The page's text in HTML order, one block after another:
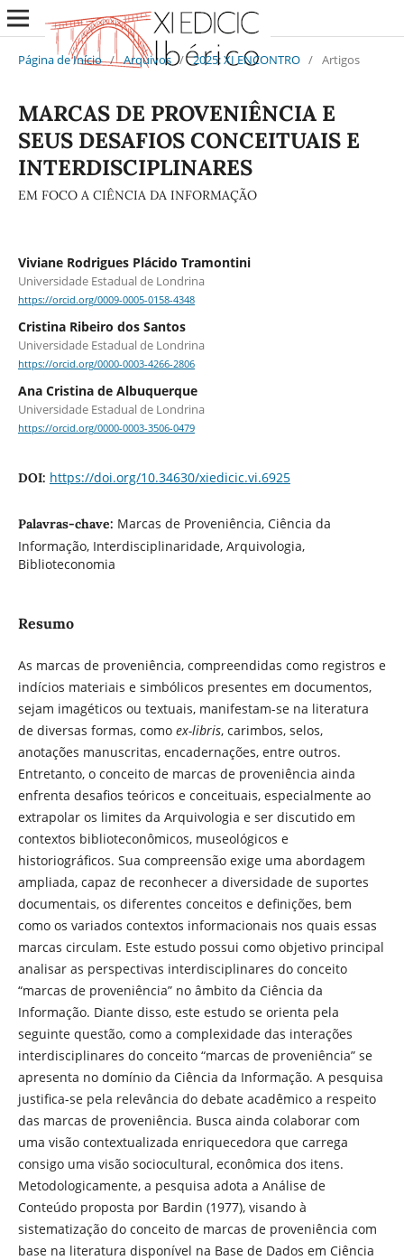
Página de Início / Arquivos / 2025: XI ENCONTRO / Artigos
MARCAS DE PROVENIÊNCIA E
SEUS DESAFIOS CONCEITUAIS E
INTERDISCIPLINARES
EM FOCO A CIÊNCIA DA INFORMAÇÃO
Viviane Rodrigues Plácido Tramontini
Universidade Estadual de Londrina
https://orcid.org/0009-0005-0158-4348
Cristina Ribeiro dos Santos
Universidade Estadual de Londrina
https://orcid.org/0000-0003-4266-2806
Ana Cristina de Albuquerque
Universidade Estadual de Londrina
https://orcid.org/0000-0003-3506-0479
DOI: https://doi.org/10.34630/xiedicic.vi.6925
Palavras-chave: Marcas de Proveniência, Ciência da
Informação, Interdisciplinaridade, Arquivologia,
Biblioteconomia
Resumo
As marcas de proveniência, compreendidas como registros e
indícios materiais e simbólicos presentes em documentos,
sejam imagéticos ou textuais, manifestam-se na literatura
de diversas formas, como ex-libris, carimbos, selos,
anotações manuscritas, encadernações, entre outros.
Entretanto, o conceito de marcas de proveniência ainda
enfrenta desafios teóricos e conceituais, especialmente ao
extrapolar os limites da Arquivologia e ser discutido em
contextos biblioteconômicos, museológicos e
historiográficos. Sua compreensão exige uma abordagem
ampliada, capaz de reconhecer a diversidade de suportes
documentais, os diferentes conceitos e definições, bem
como os variados contextos informacionais nos quais essas
marcas circulam. Este estudo possui como objetivo principal
analisar as perspectivas interdisciplinares do conceito
“marcas de proveniência” no âmbito da Ciência da
Informação. Diante disso, este estudo se orienta pela
seguinte questão, como a complexidade das interações
interdisciplinares do conceito “marcas de proveniência” se
apresenta no domínio da Ciência da Informação. A pesquisa
justifica-se pela relevância do debate acadêmico a respeito
das marcas de proveniência. Busca ainda colaborar com
uma visão contextualizada enriquecedora que carrega
consigo uma visão sociocultural, econômica dos itens.
Metodologicamente, a pesquisa adota a Análise de
Conteúdo proposta por Bardin (1977), visando à
sistematização do conceito de marcas de proveniência com
base na literatura disponível na Base de Dados em Ciência